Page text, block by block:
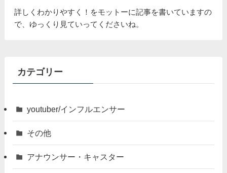
詳しくわかりやすく！をモットーに記事を書いていますの
で、ゆっくり見ていってくださいね。
カテゴリー
youtuber/インフルエンサー
その他
アナウンサー・キャスター